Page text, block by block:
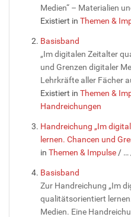
Medien“ – Materialien
Existiert in Themen &
Basisband
„Im digitalen Zeitalter
und Grenzen digitaler
Lehrkräfte aller Fächer
Existiert in Themen &
Handreichungen
Handreichung „Im
lernen. Chancen und
in Themen & Impulse / …
Basisband
Zur Handreichung „Im
qualitätsorientiert
Medien. Eine